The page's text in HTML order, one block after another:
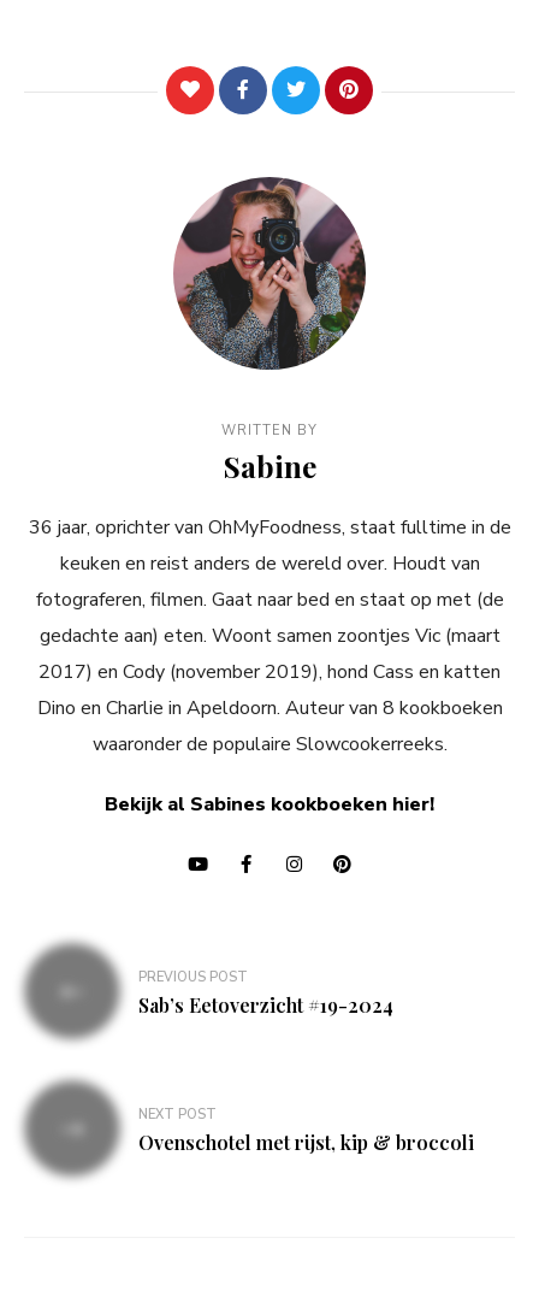
WRITTEN BY
Sabine
36 jaar, oprichter van OhMyFoodness, staat fulltime in de
keuken en reist anders de wereld over. Houdt van
fotograferen, filmen. Gaat naar bed en staat op met (de
gedachte aan) eten. Woont samen zoontjes Vic (maart
2017) en Cody (november 2019), hond Cass en katten
Dino en Charlie in Apeldoorn. Auteur van 8 kookboeken
waaronder de populaire Slowcookerreeks.
Bekijk al Sabines kookboeken hier!
Bericht
navigatie
PREVIOUS POST
Sab’s Eetoverzicht #19-2024
NEXT POST
Ovenschotel met rijst, kip & broccoli